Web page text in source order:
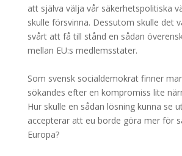
att själva välja vår säkerhetspolitiska
skulle försvinna. Dessutom skulle det
svårt att få till stånd en sådan
mellan EU:s medlemsstater.
Som svensk socialdemokrat finner
sökandes efter en kompromiss lite
Hur skulle en sådan lösning kunna se
accepterar att eu borde göra mer för
Europa?